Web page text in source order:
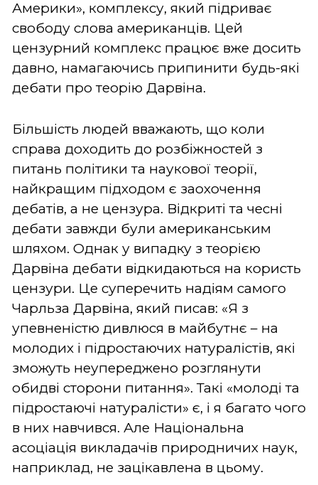
Америки», комплексу, який підриває
свободу слова американців. Цей
цензурний комплекс працює вже досить
давно, намагаючись припинити будь-які
дебати про теорію Дарвіна.
Більшість людей вважають, що коли
справа доходить до розбіжностей з
питань політики та наукової теорії,
найкращим підходом є заохочення
дебатів, а не цензура. Відкриті та чесні
дебати завжди були американським
шляхом. Однак у випадку з теорією
Дарвіна дебати відкидаються на користь
цензури. Це суперечить надіям самого
Чарльза Дарвіна, який писав: «Я з
упевненістю дивлюся в майбутнє – на
молодих і підростаючих натуралістів, які
зможуть неупереджено розглянути
обидві сторони питання». Такі «молоді та
підростаючі натуралісти» є, і я багато чого
в них навчився. Але Національна
асоціація викладачів природничих наук,
наприклад, не зацікавлена в цьому.